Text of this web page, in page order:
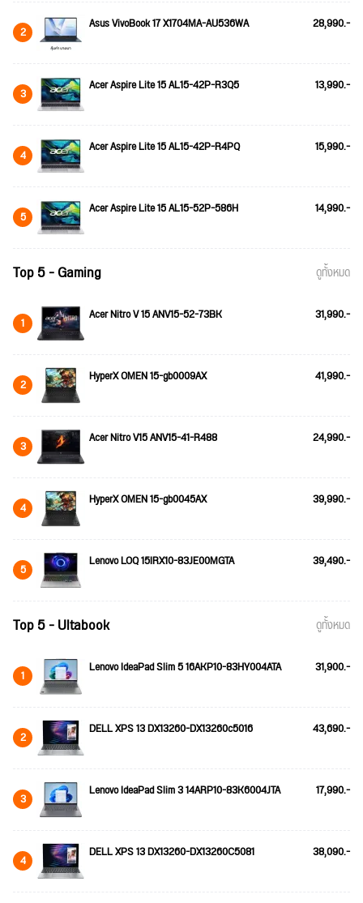
2 Asus VivoBook 17 X1704MA-AU536WA 28,990.-
3 Acer Aspire Lite 15 AL15-42P-R3Q5 13,990.-
4 Acer Aspire Lite 15 AL15-42P-R4PQ 15,990.-
5 Acer Aspire Lite 15 AL15-52P-586H 14,990.-
Top 5 - Gaming ดูทั้งหมด
1 Acer Nitro V 15 ANV15-52-73BK 31,990.-
2 HyperX OMEN 15-gb0009AX 41,990.-
3 Acer Nitro V15 ANV15-41-R488 24,990.-
4 HyperX OMEN 15-gb0045AX 39,990.-
5 Lenovo LOQ 15IRX10-83JE00MGTA 39,490.-
Top 5 - Ultabook ดูทั้งหมด
1 Lenovo IdeaPad Slim 5 16AKP10-83HY004ATA 31,900.-
2 DELL XPS 13 DX13260-DX13260c5016 43,690.-
3 Lenovo IdeaPad Slim 3 14ARP10-83K6004JTA 17,990.-
4 DELL XPS 13 DX13260-DX13260C5081 38,090.-